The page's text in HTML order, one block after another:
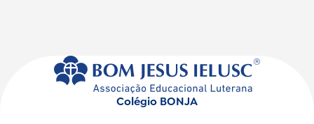
Colégio BONJA